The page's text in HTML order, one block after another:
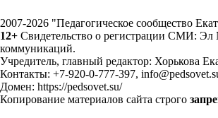
2007-2026 "Педагогическое сообщество
12+ Свидетельство о регистрации СМИ:
коммуникаций.
Учредитель, главный редактор: Хорькова
Контакты: +7-920-0-777-397,
Домен: https://pedsovet.su/
Копирование материалов сайта строго